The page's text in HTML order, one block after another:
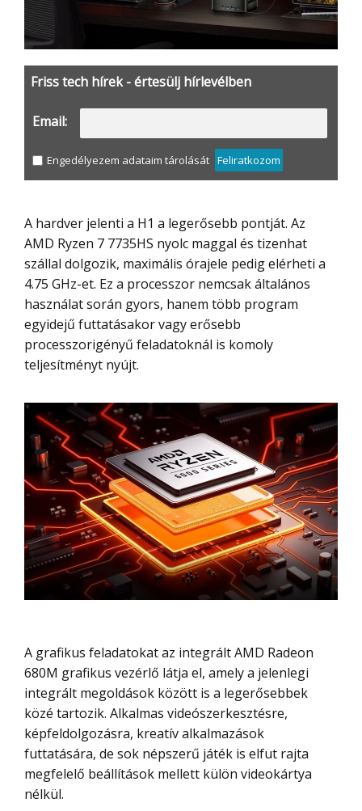
Friss tech hírek - értesülj hírlevélben
Email:
Engedélyezem adataim tárolását Feliratkozom
A hardver jelenti a H1 a legerősebb pontját. Az
AMD Ryzen 7 7735HS nyolc maggal és tizenhat
szállal dolgozik, maximális órajele pedig elérheti a
4.75 GHz-et. Ez a processzor nemcsak általános
használat során gyors, hanem több program
egyidejű futtatásakor vagy erősebb
processzorigényű feladatoknál is komoly
teljesítményt nyújt.
A grafikus feladatokat az integrált AMD Radeon
680M grafikus vezérlő látja el, amely a jelenlegi
integrált megoldások között is a legerősebbek
közé tartozik. Alkalmas videószerkesztésre,
képfeldolgozásra, kreatív alkalmazások
futtatására, de sok népszerű játék is elfut rajta
megfelelő beállítások mellett külön videokártya
nélkül.